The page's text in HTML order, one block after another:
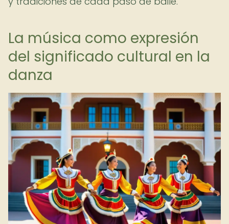
La música como expresión
del significado cultural en la
danza